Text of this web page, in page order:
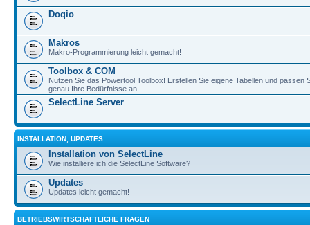
Doqio
Makros
Makro-Programmierung leicht gemacht!
Toolbox & COM
Nutzen Sie das Powertool Toolbox! Erstellen Sie eigene Tabellen und passen
genau Ihre Bedürfnisse an.
SelectLine Server
INSTALLATION, UPDATES
Installation von SelectLine
Wie installiere ich die SelectLine Software?
Updates
Updates leicht gemacht!
BETRIEBSWIRTSCHAFTLICHE FRAGEN